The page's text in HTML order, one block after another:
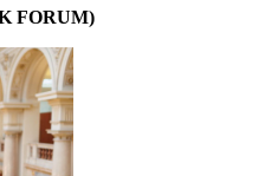
FORUM)